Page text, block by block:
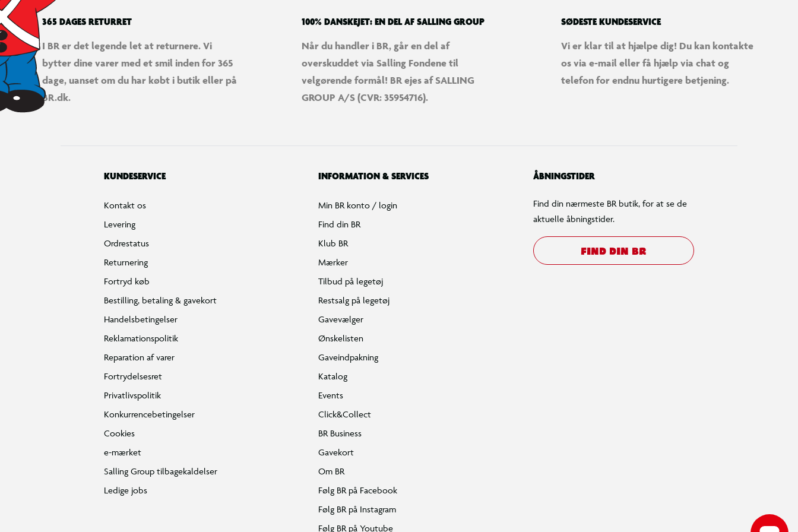
365 DAGES RETURRET
I BR er det legende let at returnere. Vi
bytter dine varer med et smil inden for 365
dage, uanset om du har købt i butik eller på
BR.dk.
100% DANSKEJET: EN DEL AF SALLING GROUP
Når du handler i BR, går en del af
overskuddet via Salling Fondene til
velgørende formål! BR ejes af SALLING
GROUP A/S (CVR: 35954716).
SØDESTE KUNDESERVICE
Vi er klar til at hjælpe dig! Du kan kontakte
os via e-mail eller få hjælp via chat og
telefon for endnu hurtigere betjening.
KUNDESERVICE
Kontakt os
Levering
Ordrestatus
Returnering
Fortryd køb
Bestilling, betaling & gavekort
Handelsbetingelser
Reklamationspolitik
Reparation af varer
Fortrydelsesret
Privatlivspolitik
Konkurrencebetingelser
Cookies
e-mærket
Salling Group tilbagekaldelser
Ledige jobs
INFORMATION & SERVICES
Min BR konto / login
Find din BR
Klub BR
Mærker
Tilbud på legetøj
Restsalg på legetøj
Gavevælger
Ønskelisten
Gaveindpakning
Katalog
Events
Click&Collect
BR Business
Gavekort
Om BR
Følg BR på Facebook
Følg BR på Instagram
Følg BR på Youtube
ÅBNINGSTIDER
Find din nærmeste BR butik, for at se de
aktuelle åbningstider.
FIND DIN BR